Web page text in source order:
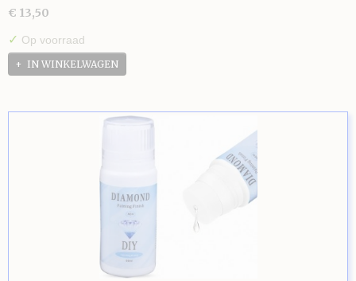
€ 13,50
✓ Op voorraad
IN WINKELWAGEN